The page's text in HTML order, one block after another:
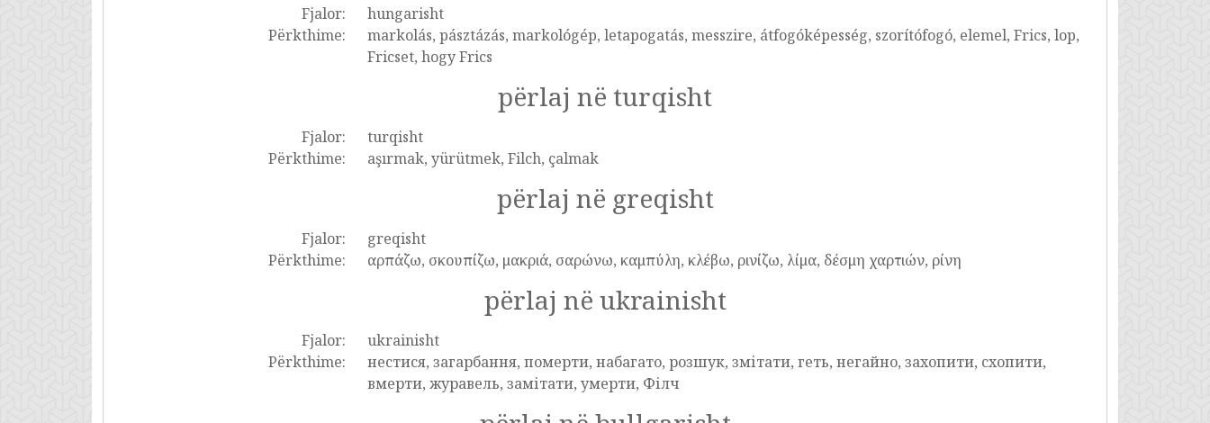
Fjalor:
hungarisht
Përkthime:
markolás, pásztázás, markológép, letapogatás, messzire, átfogóképesség, szorítófogó, elemel, Frics, lop,
Fricset, hogy Frics
përlaj në turqisht
Fjalor:
turqisht
Përkthime:
aşırmak, yürütmek, Filch, çalmak
përlaj në greqisht
Fjalor:
greqisht
Përkthime:
αρπάζω, σκουπίζω, μακριά, σαρώνω, καμπύλη, κλέβω, ρινίζω, λίμα, δέσμη χαρτιών, ρίνη
përlaj në ukrainisht
Fjalor:
ukrainisht
Përkthime:
нестися, загарбання, померти, набагато, розшук, змітати, геть, негайно, захопити, схопити,
вмерти, журавель, замітати, умерти, Філч